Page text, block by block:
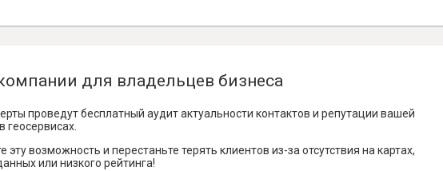
для владельцев бизнеса
проведут бесплатный аудит актуальности контактов и репутации вашей
геосервисах.
эту возможность и перестаньте терять клиентов из-за отсутствия на картах,
или низкого рейтинга!